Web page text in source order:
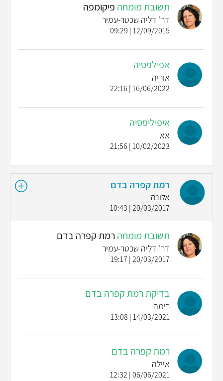
תשובת מומחה פיקומפה
דר' דליה שכטר-עמיר
12/09/2015 | 09:29
אפילפסיה
אוריה
16/06/2022 | 22:16
איפיליפסיה
אא
10/02/2023 | 21:56
רמת קפרה בדם
אלונה
20/03/2017 | 10:43
תשובת מומחה רמת קפרה בדם
דר' דליה שכטר-עמיר
20/03/2017 | 19:17
בדיקת רמת קפרה בדם
רימה
14/03/2021 | 13:08
רמת קפרה בדם
איילה
06/06/2021 | 12:32